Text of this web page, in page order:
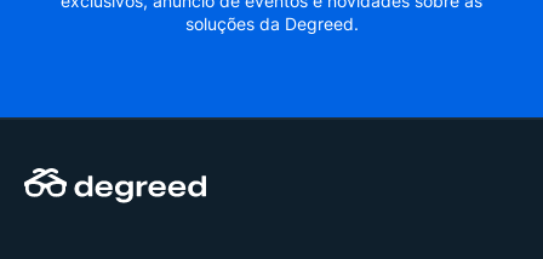
soluções da Degreed.